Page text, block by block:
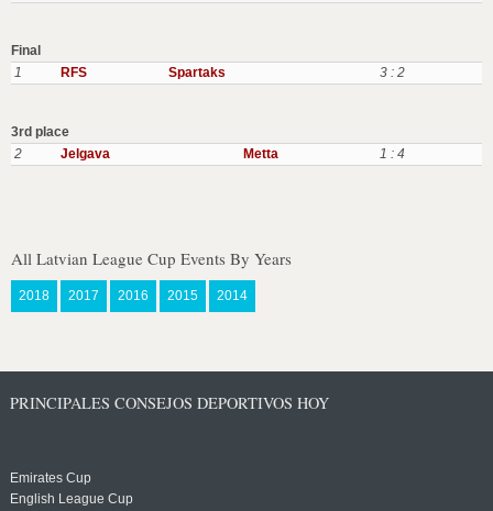
Final
1
RFS Spartaks 3 : 2
3rd place
2
Jelgava Metta 1 : 4
All Latvian League Cup Events By Years
2018 2017 2016 2015 2014
PRINCIPALES CONSEJOS DEPORTIVOS HOY
Emirates Cup
English League Cup